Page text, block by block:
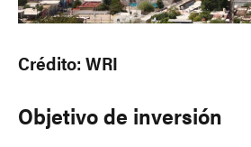
Crédito: WRI
Objetivo de inversión